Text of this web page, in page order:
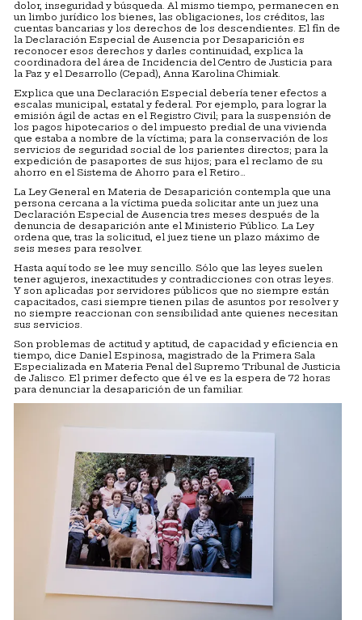
dolor, inseguridad y búsqueda. Al mismo tiempo, permanecen en
un limbo jurídico los bienes, las obligaciones, los créditos, las
cuentas bancarias y los derechos de los descendientes. El fin de
la Declaración Especial de Ausencia por Desaparición es
reconocer esos derechos y darles continuidad, explica la
coordinadora del área de Incidencia del Centro de Justicia para
la Paz y el Desarrollo (Cepad), Anna Karolina Chimiak.
Explica que una Declaración Especial debería tener efectos a
escalas municipal, estatal y federal. Por ejemplo, para lograr la
emisión ágil de actas en el Registro Civil; para la suspensión de
los pagos hipotecarios o del impuesto predial de una vivienda
que estaba a nombre de la víctima; para la conservación de los
servicios de seguridad social de los parientes directos; para la
expedición de pasaportes de sus hijos; para el reclamo de su
ahorro en el Sistema de Ahorro para el Retiro…
La Ley General en Materia de Desaparición contempla que una
persona cercana a la víctima pueda solicitar ante un juez una
Declaración Especial de Ausencia tres meses después de la
denuncia de desaparición ante el Ministerio Público. La Ley
ordena que, tras la solicitud, el juez tiene un plazo máximo de
seis meses para resolver.
Hasta aquí todo se lee muy sencillo. Sólo que las leyes suelen
tener agujeros, inexactitudes y contradicciones con otras leyes.
Y son aplicadas por servidores públicos que no siempre están
capacitados, casi siempre tienen pilas de asuntos por resolver y
no siempre reaccionan con sensibilidad ante quienes necesitan
sus servicios.
Son problemas de actitud y aptitud, de capacidad y eficiencia en
tiempo, dice Daniel Espinosa, magistrado de la Primera Sala
Especializada en Materia Penal del Supremo Tribunal de Justicia
de Jalisco. El primer defecto que él ve es la espera de 72 horas
para denunciar la desaparición de un familiar.